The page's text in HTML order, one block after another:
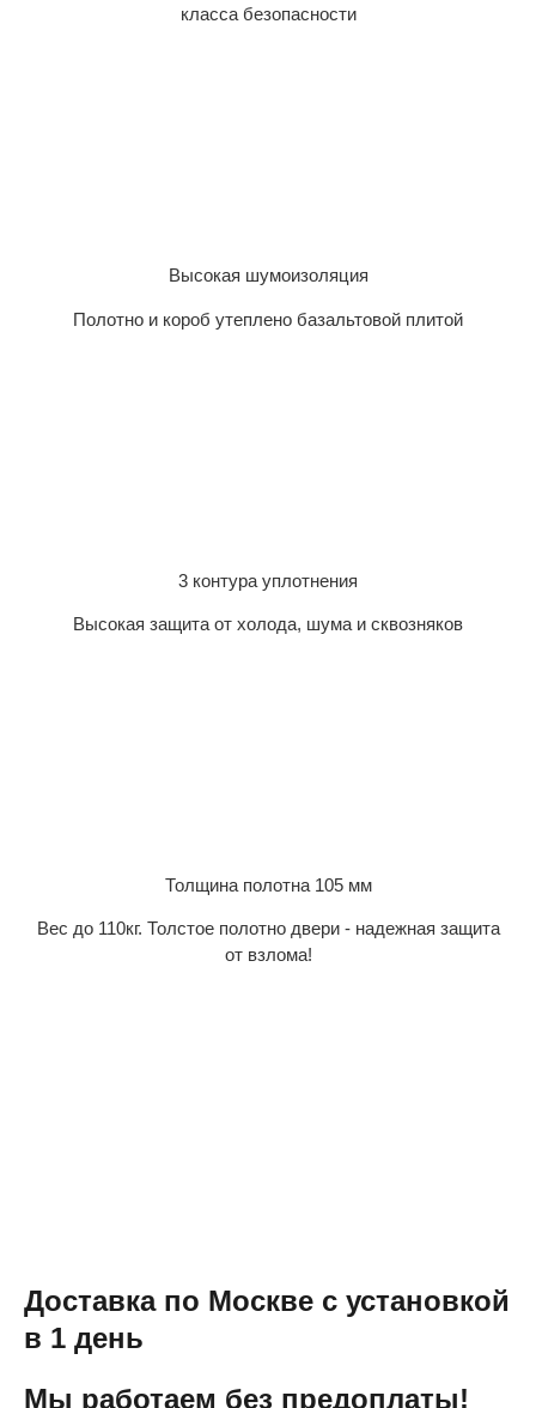
класса безопасности
Высокая шумоизоляция
Полотно и короб утеплено базальтовой плитой
3 контура уплотнения
Высокая защита от холода, шума и сквозняков
Толщина полотна 105 мм
Вес до 110кг. Толстое полотно двери - надежная защита
от взлома!
Доставка по Москве с установкой
в 1 день
Мы работаем без предоплаты!